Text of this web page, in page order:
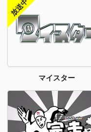
マイスター